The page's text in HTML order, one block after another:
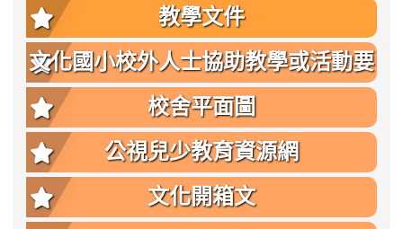
教學文件
文化國小校外人士協助教學或活動要
點
校舍平面圖
公視兒少教育資源網
文化開箱文